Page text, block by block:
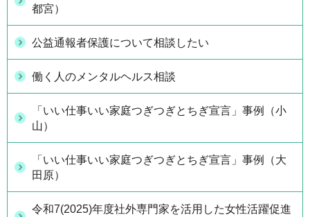
都宮）
公益通報者保護について相談したい
働く人のメンタルヘルス相談
「いい仕事いい家庭つぎつぎとちぎ宣言」事例（小
山）
「いい仕事いい家庭つぎつぎとちぎ宣言」事例（大
田原）
令和7(2025)年度社外専門家を活用した女性活躍促進